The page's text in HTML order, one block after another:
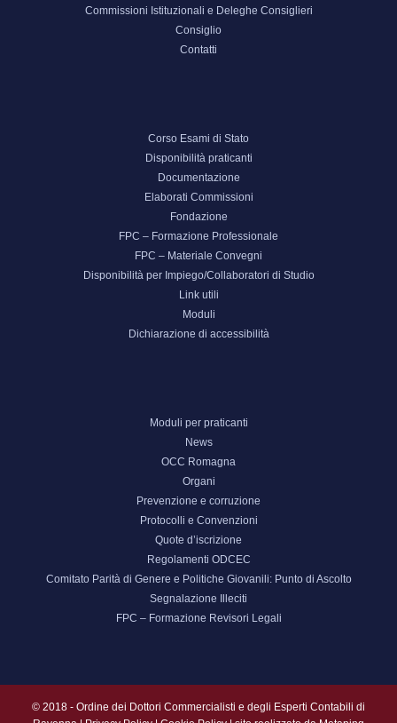
Commissioni Istituzionali e Deleghe Consiglieri
Consiglio
Contatti
Corso Esami di Stato
Disponibilità praticanti
Documentazione
Elaborati Commissioni
Fondazione
FPC – Formazione Professionale
FPC – Materiale Convegni
Disponibilità per Impiego/Collaboratori di Studio
Link utili
Moduli
Dichiarazione di accessibilità
Moduli per praticanti
News
OCC Romagna
Organi
Prevenzione e corruzione
Protocolli e Convenzioni
Quote d’iscrizione
Regolamenti ODCEC
Comitato Parità di Genere e Politiche Giovanili: Punto di Ascolto
Segnalazione Illeciti
FPC – Formazione Revisori Legali
© 2018 - Ordine dei Dottori Commercialisti e degli Esperti Contabili di